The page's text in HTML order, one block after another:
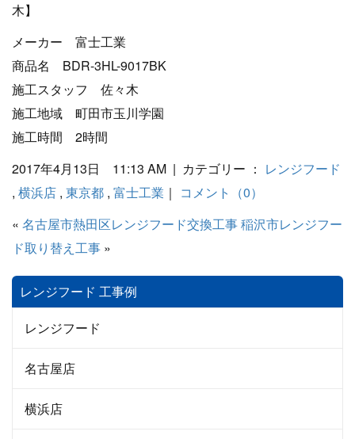
木】
メーカー 富士工業
商品名 BDR-3HL-9017BK
施工スタッフ 佐々木
施工地域 町田市玉川学園
施工時間 2時間
2017年4月13日 11:13 AM | カテゴリー ： レンジフード
, 横浜店 , 東京都 , 富士工業 ｜ コメント（0）
« 名古屋市熱田区レンジフード交換工事稲沢市レンジフー
ド取り替え工事 »
レンジフード 工事例
レンジフード
名古屋店
横浜店